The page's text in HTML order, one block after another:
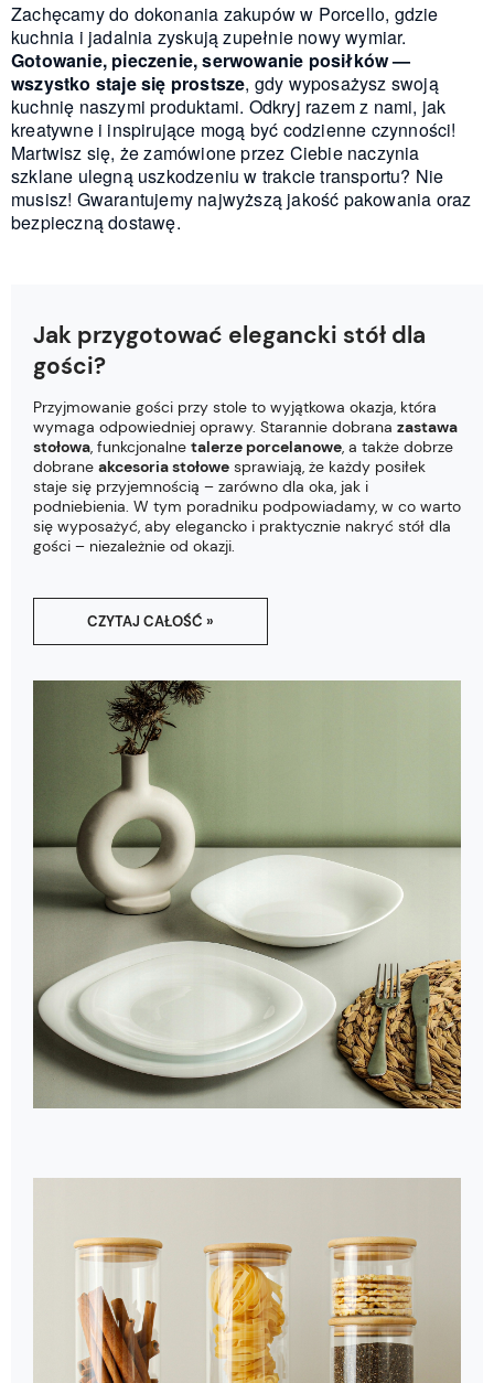
Zachęcamy do dokonania zakupów w Porcello, gdzie
kuchnia i jadalnia zyskują zupełnie nowy wymiar.
Gotowanie, pieczenie, serwowanie posiłków —
wszystko staje się prostsze, gdy wyposażysz swoją
kuchnię naszymi produktami. Odkryj razem z nami, jak
kreatywne i inspirujące mogą być codzienne czynności!
Martwisz się, że zamówione przez Ciebie naczynia
szklane ulegną uszkodzeniu w trakcie transportu? Nie
musisz! Gwarantujemy najwyższą jakość pakowania oraz
bezpieczną dostawę.
Jak przygotować elegancki stół dla
gości?
CZYTAJ CAŁOŚĆ »
Przyjmowanie gości przy stole to wyjątkowa okazja, która
wymaga odpowiedniej oprawy. Starannie dobrana zastawa
stołowa, funkcjonalne talerze porcelanowe, a także dobrze
dobrane akcesoria stołowe sprawiają, że każdy posiłek
staje się przyjemnością – zarówno dla oka, jak i
podniebienia. W tym poradniku podpowiadamy, w co warto
się wyposażyć, aby elegancko i praktycznie nakryć stół dla
gości – niezależnie od okazji.